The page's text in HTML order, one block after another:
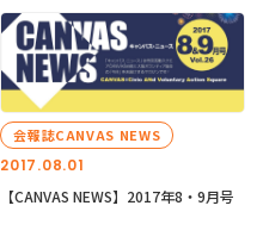
2017.08.01
会報誌CANVAS NEWS
【CANVAS NEWS】2017年8・9月号